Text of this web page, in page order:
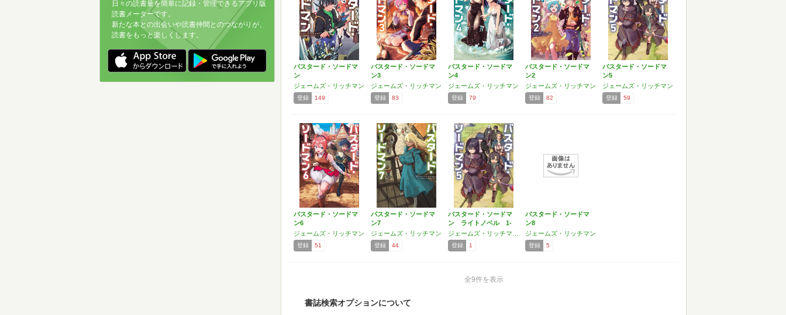
バスタード・ソードマ
ン
ジェームズ・リッチマン
登録 149
バスタード・ソードマ
ン3
ジェームズ・リッチマン
登録 83
バスタード・ソードマ
ン4
ジェームズ・リッチマン
登録 79
バスタード・ソードマ
ン2
ジェームズ・リッチマン
登録 82
バスタード・ソードマ
ン5
ジェームズ・リッチマン
登録 59
バスタード・ソードマ
ン6
ジェームズ・リッチマン
登録 51
バスタード・ソードマ
ン7
ジェームズ・リッチマン
登録 44
バスタード・ソードマ
ン ライトノベル 1-
5…
登録 1
バスタード・ソードマ
ン8
ジェームズ・リッチマン
登録 5
全9件を表示
書誌検索オプションについて
日々の読書量を簡単に記録・管理できるアプリ版
読書メーターです。
新たな本との出会いや読書仲間とのつながりが、
読書をもっと楽しくします。